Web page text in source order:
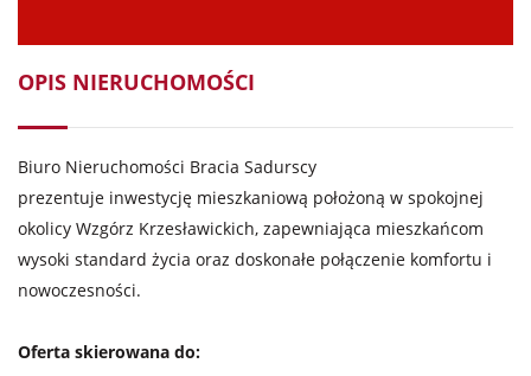
OPIS NIERUCHOMOŚCI
Biuro Nieruchomości Bracia Sadurscy
prezentuje inwestycję mieszkaniową położoną w spokojnej
okolicy Wzgórz Krzesławickich, zapewniająca mieszkańcom
wysoki standard życia oraz doskonałe połączenie komfortu i
nowoczesności.
Oferta skierowana do: